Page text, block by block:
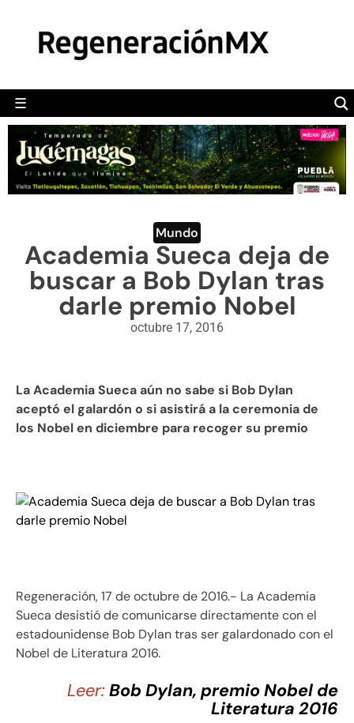
☰
POLÍTICA
CAMALEÓN
OPINIÓN
DEPORTES
ENGLISH SECTION
VIDEOS
Mundo
Academia Sueca deja de
buscar a Bob Dylan tras
darle premio Nobel
octubre 17, 2016
La Academia Sueca aún no sabe si Bob Dylan
aceptó el galardón o si asistirá a la ceremonia de
los Nobel en diciembre para recoger su premio
Regeneración, 17 de octubre de 2016.- La Academia
Sueca desistió de comunicarse directamente con el
estadounidense Bob Dylan tras ser galardonado con el
Nobel de Literatura 2016.
Leer: Bob Dylan, premio Nobel de
Literatura 2016